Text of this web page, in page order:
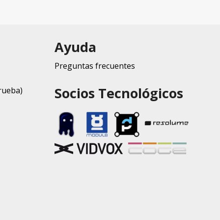
Ayuda
Preguntas frecuentes
Socios Tecnológicos